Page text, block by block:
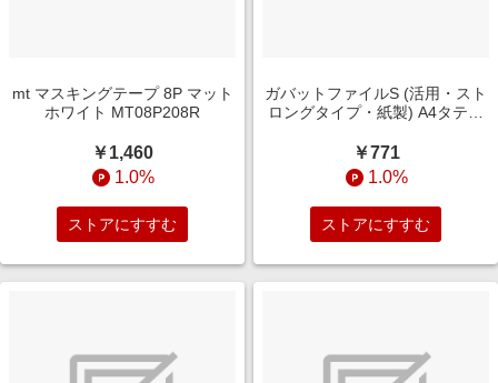
mt マスキングテープ 8P マット
ホワイト MT08P208R
￥1,460
1.0%
ストアにすすむ
ガバットファイルS (活用・スト
ロングタイプ・紙製) A4タテ型
￥771
1.0%
ストアにすすむ